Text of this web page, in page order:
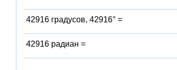
42916 градусов, 42916° =
42916 радиан =